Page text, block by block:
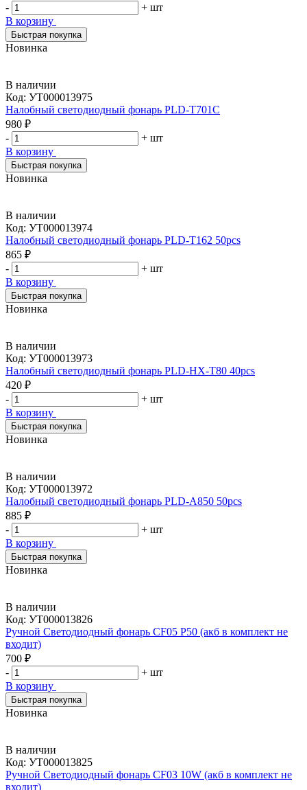
-
+ шт
В корзину
Быстрая покупка
Новинка
В наличии
Код: УТ000013975
Налобный светодиодный фонарь PLD-T701C
980 ₽
-
+ шт
В корзину
Быстрая покупка
Новинка
В наличии
Код: УТ000013974
Налобный светодиодный фонарь PLD-T162 50pcs
865 ₽
-
+ шт
В корзину
Быстрая покупка
Новинка
В наличии
Код: УТ000013973
Налобный светодиодный фонарь PLD-HX-T80 40pcs
420 ₽
-
+ шт
В корзину
Быстрая покупка
Новинка
В наличии
Код: УТ000013972
Налобный светодиодный фонарь PLD-A850 50pcs
885 ₽
-
+ шт
В корзину
Быстрая покупка
Новинка
В наличии
Код: УТ000013826
Ручной Светодиодный фонарь CF05 P50 (акб в комплект не
входит)
700 ₽
-
+ шт
В корзину
Быстрая покупка
Новинка
В наличии
Код: УТ000013825
Ручной Светодиодный фонарь CF03 10W (акб в комплект не
входит)